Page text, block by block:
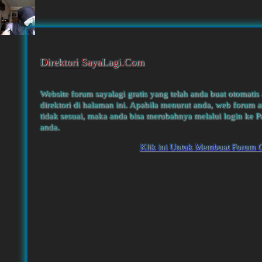
Direktori SayaLagi.Com
Website forum sayalagi gratis yang telah anda buat
direktori di halaman ini. Apabila menurut anda, web forum
tidak sesuai, maka anda bisa merubahnya melalui login ke
anda.
Klik ini Untuk Membuat Forum